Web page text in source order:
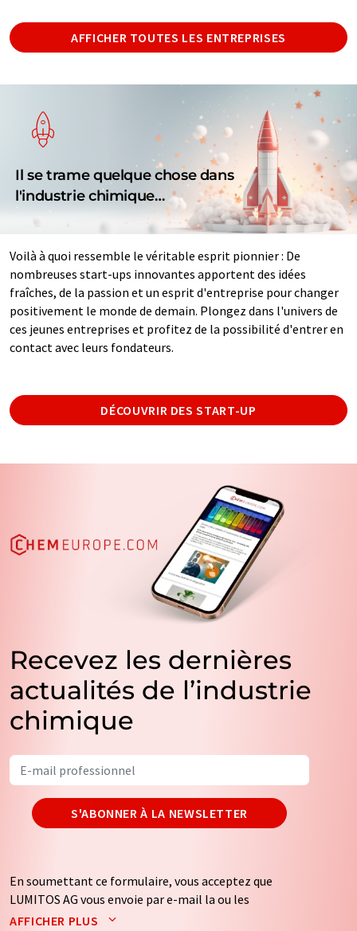
AFFICHER TOUTES LES ENTREPRISES
Il se trame quelque chose dans
l'industrie chimique…
Voilà à quoi ressemble le véritable esprit pionnier : De
nombreuses start-ups innovantes apportent des idées
fraîches, de la passion et un esprit d'entreprise pour changer
positivement le monde de demain. Plongez dans l'univers de
ces jeunes entreprises et profitez de la possibilité d'entrer en
contact avec leurs fondateurs.
DÉCOUVRIR DES START-UP
Recevez les dernières
actualités de l’industrie
chimique
S'ABONNER À LA NEWSLETTER
En soumettant ce formulaire, vous acceptez que
LUMITOS AG vous envoie par e-mail la ou les
newsletters sélectionnées ci-dessus. Vos données ne
AFFICHER PLUS